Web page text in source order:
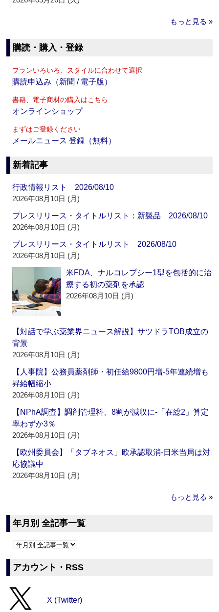
もっと見る »
購読・購入・登録
プランいろいろ、スタイルに合わせて選択
購読申込み（新聞 / 電子版）
書籍、電子商材の購入はこちら
オンラインショップ
まずはご登録ください
メールニュース 登録（無料）
新着記事
行政情報リスト 2026/08/10
2026年08月10日 (月)
プレスリリース・タイトルリスト：新製品 2026/08/10
2026年08月10日 (月)
プレスリリース・タイトルリスト 2026/08/10
2026年08月10日 (月)
米FDA、ナルコレプシー1型を包括的に治
療する初の薬剤を承認
2026年08月10日 (月)
【対話で学ぶ薬業界ニュース解説】サツドラTOB成立の
背景
2026年08月10日 (月)
【人事院】公務員薬剤師・初任給9800円増‐5年連続増も
昇給幅縮小
2026年08月10日 (月)
【NPhA調査】調剤管理料、8割が減収に‐「在総2」算定
率わずか3％
2026年08月10日 (月)
【欧州委員会】「タブネオス」欧承認取消‐日米当局は対
応協議中
2026年08月10日 (月)
もっと見る »
年月別 全記事一覧
アカウント・RSS
X (Twitter)